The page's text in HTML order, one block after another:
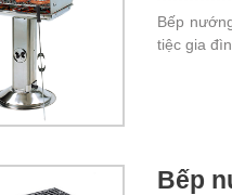
Bếp
tiệc gia
Bếp